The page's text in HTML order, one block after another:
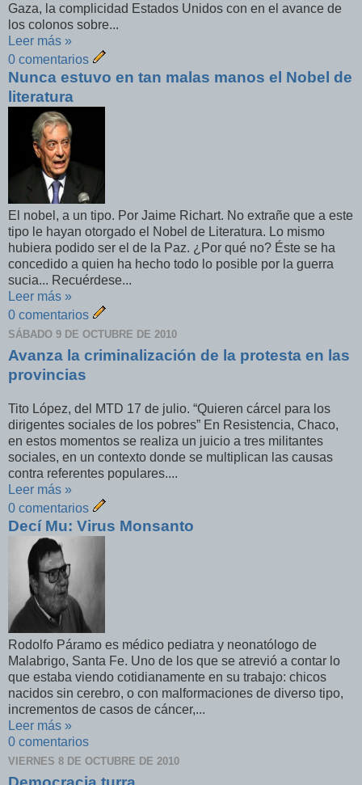
Gaza, la complicidad Estados Unidos con en el avance de
los colonos sobre...
Leer más »
0 comentarios
Nunca estuvo en tan malas manos el Nobel de
literatura
El nobel, a un tipo. Por Jaime Richart. No extrañe que a este
tipo le hayan otorgado el Nobel de Literatura. Lo mismo
hubiera podido ser el de la Paz. ¿Por qué no? Éste se ha
concedido a quien ha hecho todo lo posible por la guerra
sucia... Recuérdese...
Leer más »
0 comentarios
SÁBADO 9 DE OCTUBRE DE 2010
Avanza la criminalización de la protesta en las
provincias
Tito López, del MTD 17 de julio. “Quieren cárcel para los
dirigentes sociales de los pobres” En Resistencia, Chaco,
en estos momentos se realiza un juicio a tres militantes
sociales, en un contexto donde se multiplican las causas
contra referentes populares....
Leer más »
0 comentarios
Decí Mu: Virus Monsanto
Rodolfo Páramo es médico pediatra y neonatólogo de
Malabrigo, Santa Fe. Uno de los que se atrevió a contar lo
que estaba viendo cotidianamente en su trabajo: chicos
nacidos sin cerebro, o con malformaciones de diverso tipo,
incrementos de casos de cáncer,...
Leer más »
0 comentarios
VIERNES 8 DE OCTUBRE DE 2010